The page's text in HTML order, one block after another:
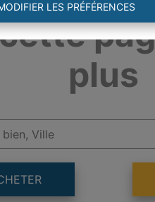
LES PRÉFÉRENCES
plus